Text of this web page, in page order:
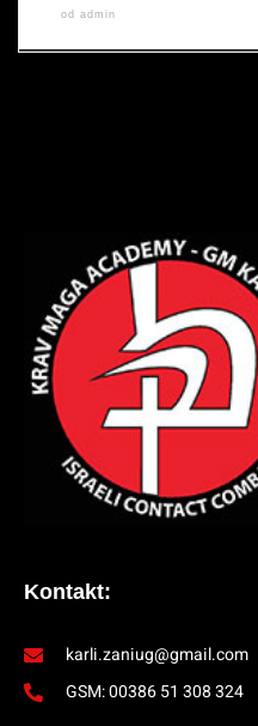
od admin
Kontakt:
karli.zaniug@gmail.com
GSM: 00386 51 308 324